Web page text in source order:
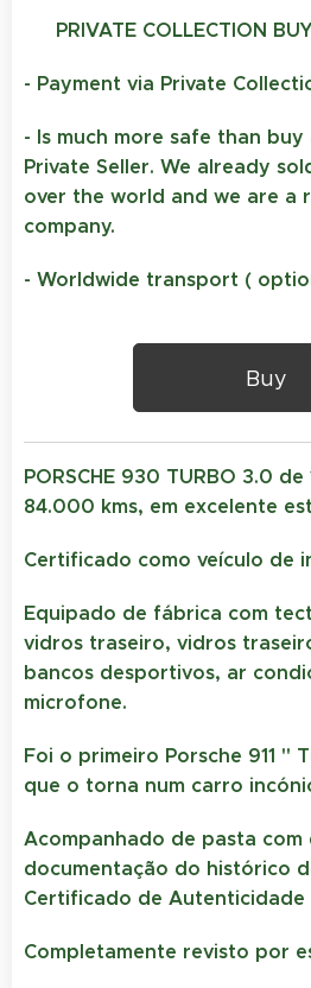
PRIVATE COLLECTION
- Payment via Private
- Is much more safe than
Private Seller. We already
over the world and we are a
company.
- Worldwide transport (
Buy
PORSCHE 930 TURBO 3.0
84.000 kms, em excelente
Certificado como veículo de
Equipado de fábrica com
vidros traseiro, vidros
bancos desportivos, ar
microfone.
Foi o primeiro Porsche 911 "
que o torna num carro
Acompanhado de pasta com
documentação do histórico
Certificado de Autenticidade
Completamente revisto por